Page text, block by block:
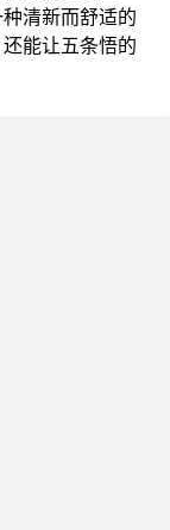
清新而舒适的
能让五条悟的